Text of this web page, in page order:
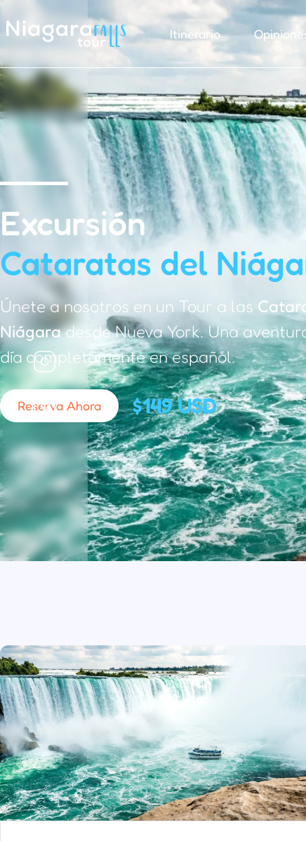
Itinerario
Excursión
Cataratas del
Únete a nosotros en un Tour a las
Niágaradesde Nueva York. Una
día completamente en español.
Reserva Ahora $149 USD